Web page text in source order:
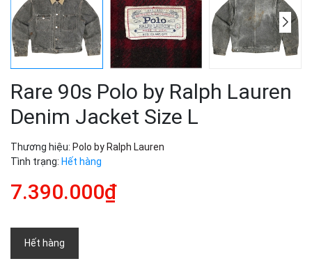
Rare 90s Polo by Ralph Lauren
Denim Jacket Size L
Thương hiệu: Polo by Ralph Lauren
Tình trạng: Hết hàng
7.390.000₫
Hết hàng